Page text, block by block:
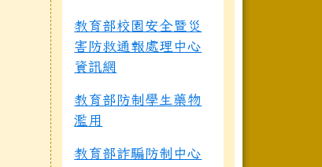
教育部校園安全暨災
害防救通報處理中心
資訊網
教育部防制學生藥物
濫用
教育部詐騙防制中心